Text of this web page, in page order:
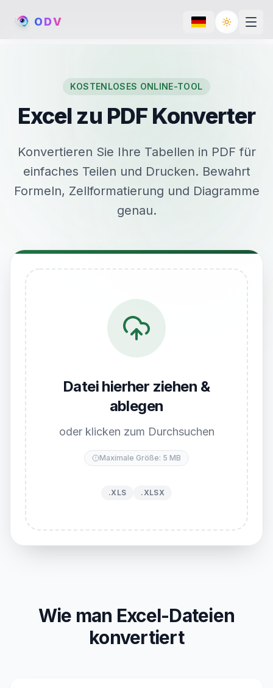
ODV Toggle
KOSTENLOSES ONLINE-TOOL
Excel zu PDF Konverter
Konvertieren Sie Ihre Tabellen in PDF für
einfaches Teilen und Drucken. Bewahrt
Formeln, Zellformatierung und Diagramme
genau.
Datei hierher ziehen &
ablegen
oder klicken zum Durchsuchen
Maximale Größe: 5 MB
.XLS .XLSX
Wie man Excel-Dateien
konvertiert